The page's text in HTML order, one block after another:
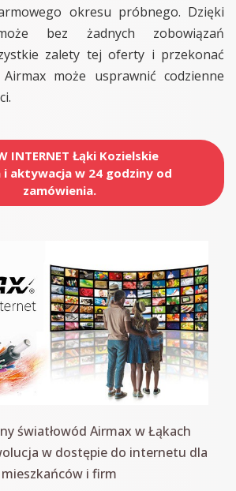
okresu próbnego. Dzięki
bez żadnych zobowiązań
zalety tej oferty i przekonać
może usprawnić codzienne
INTERNET Łąki Kozielskie
i aktywacja w 24 godziny od
zamówienia.
światłowód Airmax w Łąkach
w dostępie do internetu dla
mieszkańców i firm